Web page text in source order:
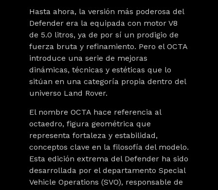
Hasta ahora, la versión más poderosa del
Defender era la equipada con motor V8
de 5.0 litros, ya de por sí un prodigio de
fuerza bruta y refinamiento. Pero el OCTA
introduce una serie de mejoras
dinámicas, técnicas y estéticas que lo
sitúan en una categoría propia dentro del
universo Land Rover.
El nombre OCTA hace referencia al
octaedro, figura geométrica que
representa fortaleza y estabilidad,
conceptos clave en la filosofía del modelo.
Esta edición extrema del Defender ha sido
desarrollada por el departamento Special
Vehicle Operations (SVO), responsable de